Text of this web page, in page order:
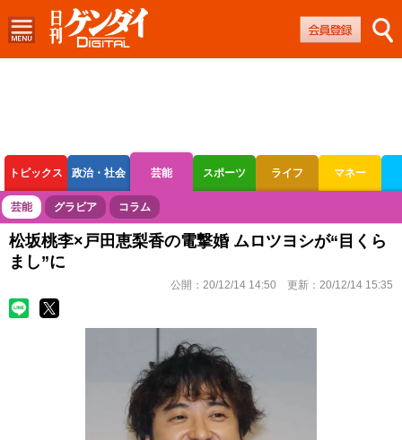
トピックス 政治・社会 芸能 スポーツ ライフ マネー
ボートレース 競輪 オートレース
芸能 グラビア コラム
松坂桃李×戸田恵梨香の電撃婚 ムロツヨシが“目くら
まし”に
公開： 20/12/14 14:50 更新： 20/12/14 15:35